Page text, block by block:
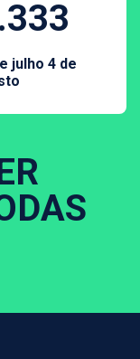
julho 4 de